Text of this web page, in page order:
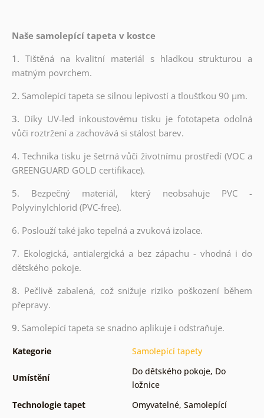
Naše samolepící tapeta v kostce
1. Tištěná na kvalitní materiál s hladkou strukturou a
matným povrchem.
2. Samolepící tapeta se silnou lepivostí a tloušťkou 90 µm.
3. Díky UV-led inkoustovému tisku je fototapeta odolná
vůči roztržení a zachovává si stálost barev.
4. Technika tisku je šetrná vůči životnímu prostředí (VOC a
GREENGUARD GOLD certifikace).
5. Bezpečný materiál, který neobsahuje PVC -
Polyvinylchlorid (PVC-free).
6. Poslouží také jako tepelná a zvuková izolace.
7. Ekologická, antialergická a bez zápachu - vhodná i do
dětského pokoje.
8. Pečlivě zabalená, což snižuje riziko poškození během
přepravy.
9. Samolepící tapeta se snadno aplikuje i odstraňuje.
Kategorie Samolepící tapety
Umístění
Do dětského pokoje, Do
ložnice
Technologie tapet
Omyvatelné, Samolepící